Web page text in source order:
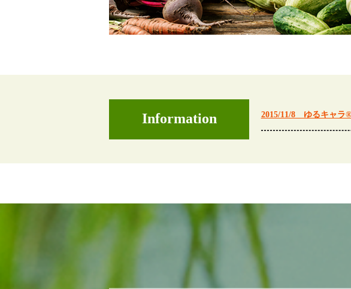
Information 2015/11/8 ゆるキャラ